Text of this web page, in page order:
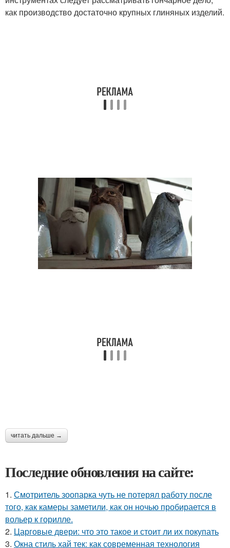
как производство достаточно крупных глиняных изделий.
читать дальше →
Последние обновления на сайте:
1. Смотритель зоопарка чуть не потерял работу после
того, как камеры заметили, как он ночью пробирается в
вольер к горилле.
2. Царговые двери: что это такое и стоит ли их покупать
3. Окна стиль хай тек: как современная технология